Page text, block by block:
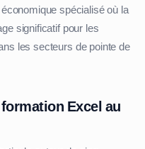
spécialisé où la
significatif pour les
les secteurs de pointe de
Excel au